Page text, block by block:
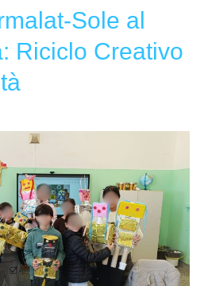
Sole al
Riciclo Creativo